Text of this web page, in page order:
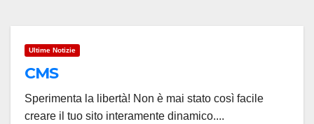
Ultime Notizie
CMS
Sperimenta la libertà! Non è mai stato così facile
creare il tuo sito interamente dinamico....